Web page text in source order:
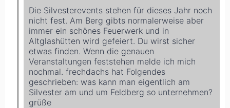
Die Silvesterevents stehen für dieses Jahr noch
nicht fest. Am Berg gibts normalerweise aber
immer ein schönes Feuerwerk und in
Altglashütten wird gefeiert. Du wirst sicher
etwas finden. Wenn die genauen
Veranstaltungen feststehen melde ich mich
nochmal. frechdachs hat Folgendes
geschrieben: was kann man eigentlich am
Silvester am und um Feldberg so unternehmen?
grüße